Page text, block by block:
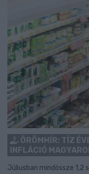
ÖRÖMHÍR: TÍZ
INFLÁCIÓ
Júliusban mindössze 1,2